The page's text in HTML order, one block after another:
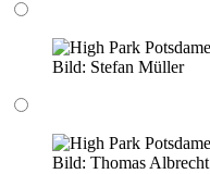
Bild: Stefan Müller
Bild: Thomas Albrecht